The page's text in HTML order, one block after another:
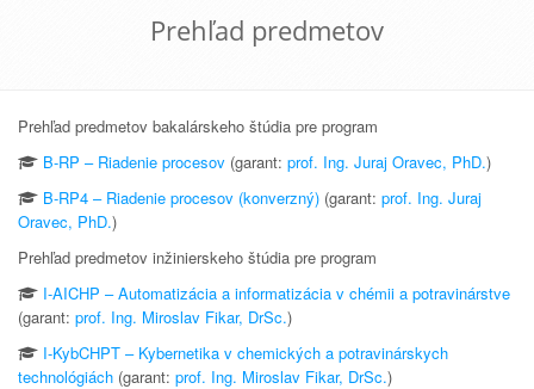
Prehľad predmetov
Prehľad predmetov bakalárskeho štúdia pre program
B-RP – Riadenie procesov (garant: prof. Ing. Juraj Oravec, PhD.)
B-RP4 – Riadenie procesov (konverzný) (garant: prof. Ing. Juraj
Oravec, PhD.)
Prehľad predmetov inžinierskeho štúdia pre program
I-AICHP – Automatizácia a informatizácia v chémii a potravinárstve
(garant: prof. Ing. Miroslav Fikar, DrSc.)
I-KybCHPT – Kybernetika v chemických a potravinárskych
technológiách (garant: prof. Ing. Miroslav Fikar, DrSc.)